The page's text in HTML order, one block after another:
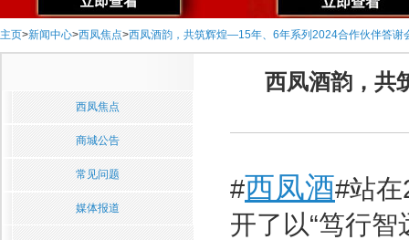
主页>新闻中心>西凤焦点>西凤酒韵，共筑辉煌—15年、6年系列2024合作伙伴答谢
西凤焦点
商城公告
常见问题
媒体报道
西凤酒韵，共
#西凤酒#站
开了以“笃行